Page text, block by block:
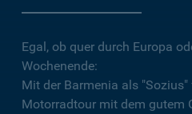
Egal, ob quer durch Europa
Wochenende:
Mit der Barmenia als "Sozius"
Motorradtour mit dem gutem